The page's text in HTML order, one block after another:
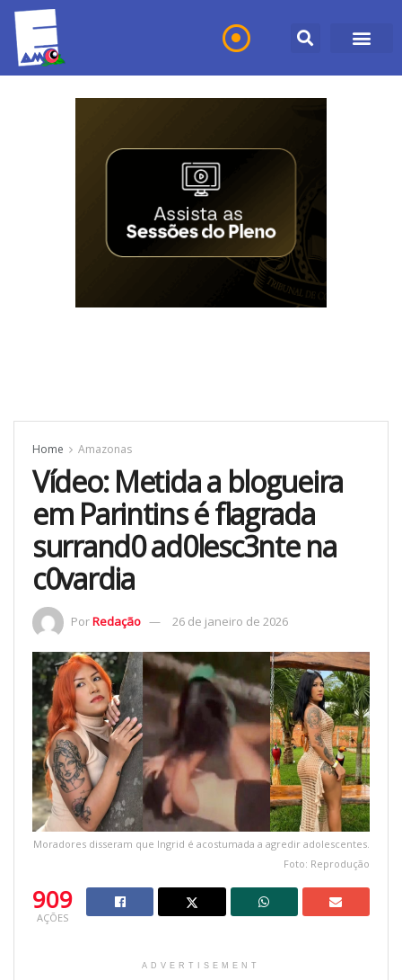
Home Amazonas
Vídeo: Metida a blogueira
em Parintins é flagrada
surrand0 ad0lesc3nte na
c0vardia
PorRedação 26 de janeiro de 2026
Moradores disseram que Ingrid é acostumada a agredir adolescentes.
Foto: Reprodução
909
AÇÕES
ADVERTISEMENT